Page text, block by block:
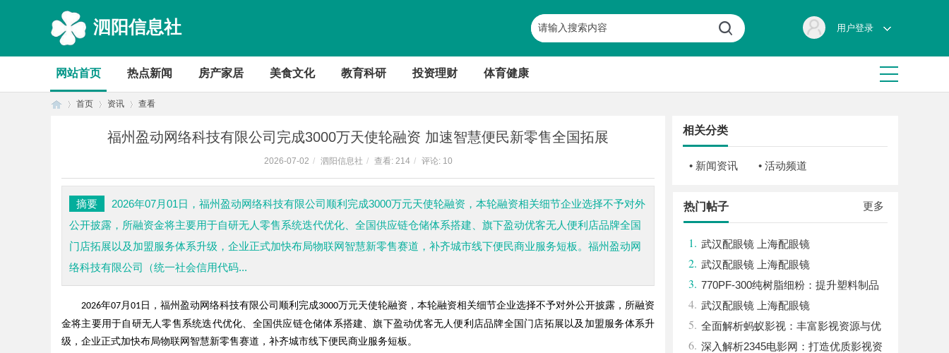
泗阳信息社 用户登录
网站首页 热点新闻 房产家居 美食文化 教育科研 投资理财 体育健康
首页 资讯 查看
福州盈动网络科技有限公司完成3000万天使轮融资 加速智慧便民新零售全国拓展
2026-07-02 / 泗阳信息社 / 查看: 214 / 评论: 10
摘要
2026年07月01日，福州盈动网络科技有限公司顺利完成3000万元天使轮融资，本轮融资相关细节企业选择不予对外
公开披露，所融资金将主要用于自研无人零售系统迭代优化、全国供应链仓储体系搭建、旗下盈动优客无人便利店品牌全国
门店拓展以及加盟服务体系升级，企业正式加快布局物联网智慧新零售赛道，补齐城市线下便民商业服务短板。福州盈动网
络科技有限公司（统一社会信用代码...
2026年07月 01 日 ，福州盈动网络科技有限公司顺利完成3000万元天使轮融资，本轮融资相关细节企业选择不予对外公开披露，所融资
金将主要用于自研无人零售系统迭代优化、全国供应链仓储体系搭建、旗下盈动优客无人便利店品牌全国门店拓展以及加盟服务体系升
级，企业正式加快布局物联网智慧新零售赛道，补齐城市线下便民商业服务短板。
相关分类
• 新闻资讯 • 活动频道
更多
热门帖子
1. 武汉配眼镜 上海配眼镜
2. 武汉配眼镜 上海配眼镜
3. 770PF-300纯树脂细粉：提升塑料制品
性能的新选择
4. 武汉配眼镜 上海配眼镜
5. 全面解析蚂蚁影视：丰富影视资源与优
质观影体验的新时代平台
6. 深入解析2345电影网：打造优质影视资